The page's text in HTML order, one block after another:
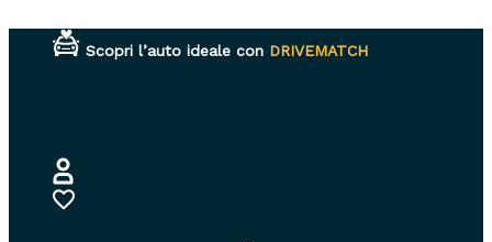
al
contenutoScopri l’auto ideale con DRIVEMATCH